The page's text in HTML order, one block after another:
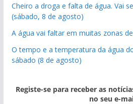
Cheiro a droga e falta de água. Vai
(sábado, 8 de agosto)
A água vai faltar em muitas zonas
O tempo e a temperatura da água
sábado (8 de agosto)
Registe-se para receber as
no seu e-